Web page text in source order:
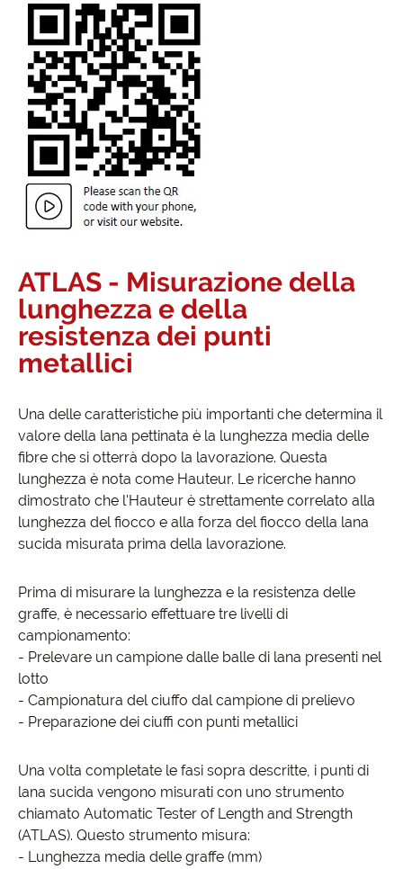
ATLAS - Misurazione della
lunghezza e della
resistenza dei punti
metallici
Una delle caratteristiche più importanti che determina il
valore della lana pettinata è la lunghezza media delle
fibre che si otterrà dopo la lavorazione. Questa
lunghezza è nota come Hauteur. Le ricerche hanno
dimostrato che l'Hauteur è strettamente correlato alla
lunghezza del fiocco e alla forza del fiocco della lana
sucida misurata prima della lavorazione.
Prima di misurare la lunghezza e la resistenza delle
graffe, è necessario effettuare tre livelli di
campionamento:
- Prelevare un campione dalle balle di lana presenti nel
lotto
- Campionatura del ciuffo dal campione di prelievo
- Preparazione dei ciuffi con punti metallici
Una volta completate le fasi sopra descritte, i punti di
lana sucida vengono misurati con uno strumento
chiamato Automatic Tester of Length and Strength
(ATLAS). Questo strumento misura:
- Lunghezza media delle graffe (mm)